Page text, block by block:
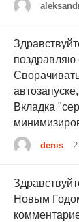
поздравляю
Вкладка
denis
Новым